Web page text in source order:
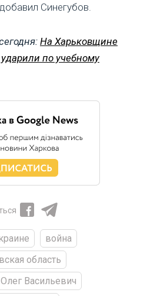
Синегубов.
На Харьковщине
по учебному
война
область
Васильевич